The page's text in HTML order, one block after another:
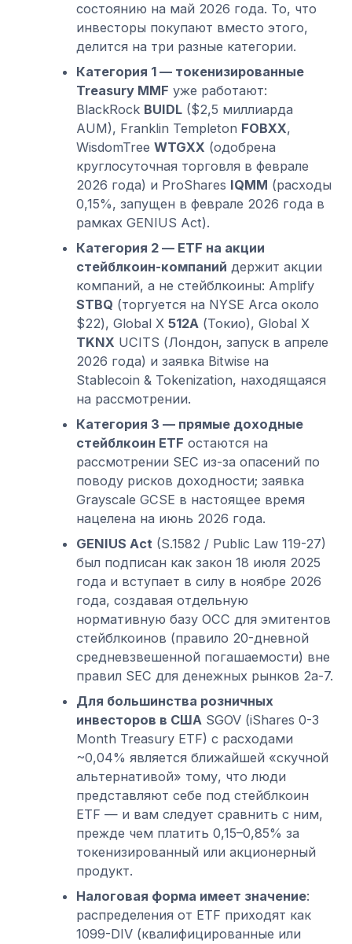
состоянию на май 2026 года. То, что
инвесторы покупают вместо этого,
делится на три разные категории.
Категория 1 — токенизированные
Treasury MMF уже работают:
BlackRock BUIDL($2,5 миллиарда
AUM), Franklin Templeton FOBXX,
WisdomTree WTGXX (одобрена
круглосуточная торговля в феврале
2026 года) и ProShares IQMM (расходы
0,15%, запущен в феврале 2026 года в
рамках GENIUS Act).
Категория 2 — ETF на акции
стейблкоин-компаний держит акции
компаний, а не стейблкоины: Amplify
STBQ (торгуется на NYSE Arca около
$22), Global X 512A(Токио), Global X
TKNX UCITS (Лондон, запуск в апреле
2026 года) и заявка Bitwise на
Stablecoin & Tokenization, находящаяся
на рассмотрении.
Категория 3 — прямые доходные
стейблкоин ETF остаются на
рассмотрении SEC из-за опасений по
поводу рисков доходности; заявка
Grayscale GCSE в настоящее время
нацелена на июнь 2026 года.
GENIUS Act(S.1582 / Public Law 119-27)
был подписан как закон 18 июля 2025
года и вступает в силу в ноябре 2026
года, создавая отдельную
нормативную базу OCC для эмитентов
стейблкоинов (правило 20-дневной
средневзвешенной погашаемости) вне
правил SEC для денежных рынков 2a-7.
Для большинства розничных
инвесторов в СШАSGOV (iShares 0-3
Month Treasury ETF) с расходами
~0,04% является ближайшей «скучной
альтернативой» тому, что люди
представляют себе под стейблкоин
ETF — и вам следует сравнить с ним,
прежде чем платить 0,15–0,85% за
токенизированный или акционерный
продукт.
Налоговая форма имеет значение:
распределения от ETF приходят как
1099-DIV (квалифицированные или